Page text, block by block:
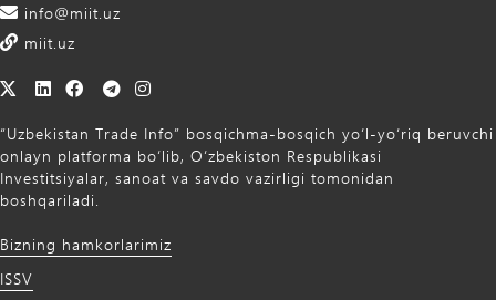
info@miit.uz
miit.uz
“Uzbekistan Trade Info” bosqichma-bosqich yo‘l-yo‘riq beruvchi
onlayn platforma bo‘lib, O‘zbekiston Respublikasi
Investitsiyalar, sanoat va savdo vazirligi tomonidan
boshqariladi.
Bizning hamkorlarimiz
ISSV